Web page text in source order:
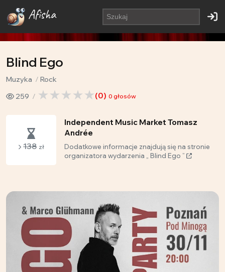
Afisha
Blind Ego
Muzyka
Rock
259
(0) 0 głosów
138 zł
Independent Music Market Tomasz
Andrée
Dodatkowe informacje znajdują się na stronie
organizatora wydarzenia „ Blind Ego ”